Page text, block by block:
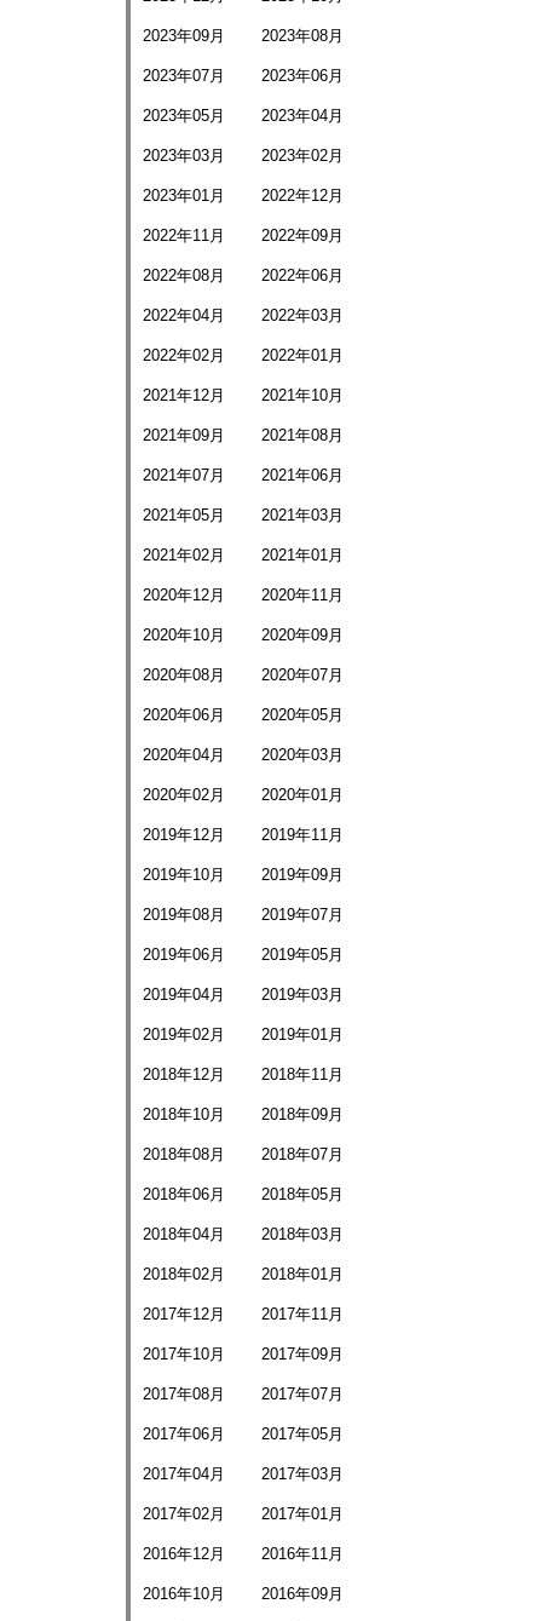
2023年09月 2023年08月
2023年07月 2023年06月
2023年05月 2023年04月
2023年03月 2023年02月
2023年01月 2022年12月
2022年11月 2022年09月
2022年08月 2022年06月
2022年04月 2022年03月
2022年02月 2022年01月
2021年12月 2021年10月
2021年09月 2021年08月
2021年07月 2021年06月
2021年05月 2021年03月
2021年02月 2021年01月
2020年12月 2020年11月
2020年10月 2020年09月
2020年08月 2020年07月
2020年06月 2020年05月
2020年04月 2020年03月
2020年02月 2020年01月
2019年12月 2019年11月
2019年10月 2019年09月
2019年08月 2019年07月
2019年06月 2019年05月
2019年04月 2019年03月
2019年02月 2019年01月
2018年12月 2018年11月
2018年10月 2018年09月
2018年08月 2018年07月
2018年06月 2018年05月
2018年04月 2018年03月
2018年02月 2018年01月
2017年12月 2017年11月
2017年10月 2017年09月
2017年08月 2017年07月
2017年06月 2017年05月
2017年04月 2017年03月
2017年02月 2017年01月
2016年12月 2016年11月
2016年10月 2016年09月